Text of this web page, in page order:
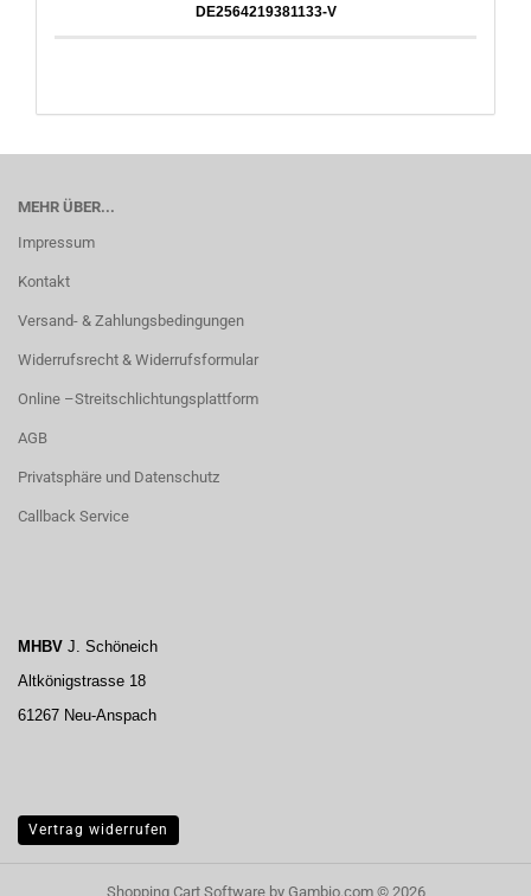
DE2564219381133-V
MEHR ÜBER...
Impressum
Kontakt
Versand- & Zahlungsbedingungen
Widerrufsrecht & Widerrufsformular
Online –Streitschlichtungsplattform
AGB
Privatsphäre und Datenschutz
Callback Service
MHBV J. Schöneich
Altkönigstrasse 18
61267 Neu-Anspach
Vertrag widerrufen
Shopping Cart Softwareby Gambio.com © 2026